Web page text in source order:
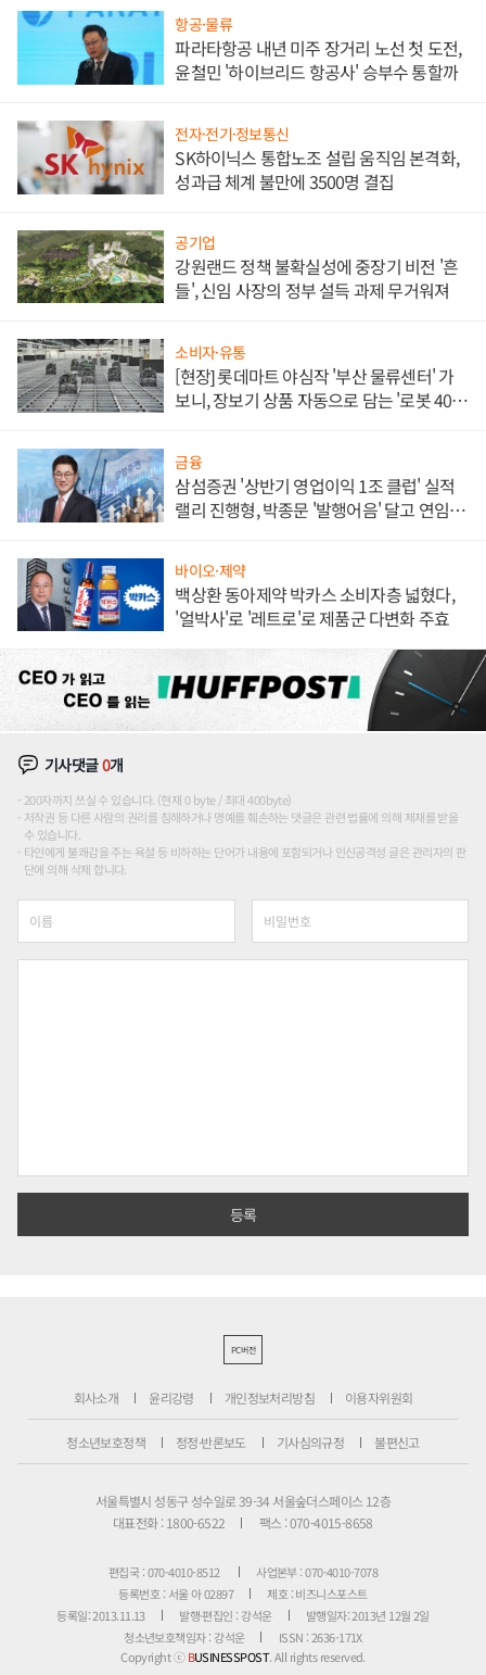
항공·물류
파라타항공 내년 미주 장거리 노선 첫 도전,
윤철민 '하이브리드 항공사' 승부수 통할까
전자·전기·정보통신
SK하이닉스 통합노조 설립 움직임 본격화,
성과급 체계 불만에 3500명 결집
공기업
강원랜드 정책 불확실성에 중장기 비전 '흔
들', 신임 사장의 정부 설득 과제 무거워져
소비자·유통
[현장] 롯데마트 야심작 '부산 물류센터' 가
보니, 장보기 상품 자동으로 담는 '로봇 400
금융
삼섬증권 '상반기 영업이익 1조 클럽' 실적
랠리 진행형, 박종문 '발행어음' 달고 연임 향
바이오·제약
백상환 동아제약 박카스 소비자층 넓혔다,
'얼박사'로 '레트로'로 제품군 다변화 주효
기사댓글0개
200자까지 쓰실 수 있습니다. (현재 0 byte / 최대 400byte)
저작권 등 다른 사람의 권리를 침해하거나 명예를 훼손하는 댓글은 관련 법률에 의해 제재를 받을
수 있습니다.
타인에게 불쾌감을 주는 욕설 등 비하하는 단어가 내용에 포함되거나 인신공격성 글은 관리자의 판
단에 의해 삭제 합니다.
PC버전
회사소개 윤리강령 개인정보처리방침 이용자위원회
청소년보호정책 정정·반론보도 기사심의규정 불편신고
서울특별시 성동구 성수일로 39-34 서울숲더스페이스 12층
대표전화 : 1800-6522
팩스 : 070-4015-8658
편집국 : 070-4010-8512
사업본부 : 070-4010-7078
등록번호 : 서울 아 02897
제호 : 비즈니스포스트
등록일: 2013.11.13
발행·편집인 : 강석운
발행일자: 2013년 12월 2일
청소년보호책임자 : 강석운
ISSN : 2636-171X
Copyright ⓒBUSINESSPOST. All rights reserved.